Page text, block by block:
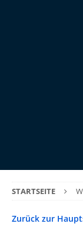
STARTSEITE
Zurück zur